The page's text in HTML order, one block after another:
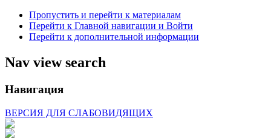
Пропустить и перейти к материалам
Перейти к Главной навигации и Войти
Перейти к дополнительной информации
Nav view search
Навигация
ВЕРСИЯ ДЛЯ СЛАБОВИДЯЩИХ